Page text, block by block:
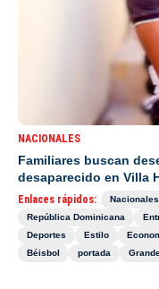
NACIONALES
Familiares buscan
desaparecido en Villa
Enlaces rápidos: Nacionales
República Dominicana
Deportes
Estilo
Béisbol
portada